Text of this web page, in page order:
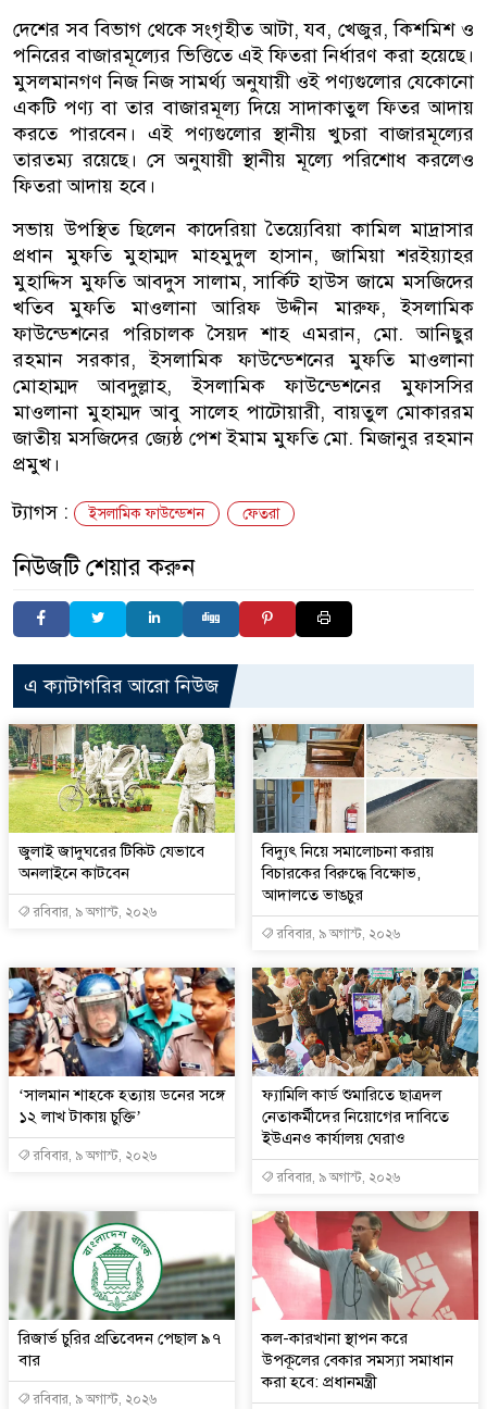
দেশের সব বিভাগ থেকে সংগৃহীত আটা, যব, খেজুর, কিশমিশ ও
পনিরের বাজারমূল্যের ভিত্তিতে এই ফিতরা নির্ধারণ করা হয়েছে।
মুসলমানগণ নিজ নিজ সামর্থ্য অনুযায়ী ওই পণ্যগুলোর যেকোনো
একটি পণ্য বা তার বাজারমূল্য দিয়ে সাদাকাতুল ফিতর আদায়
করতে পারবেন। এই পণ্যগুলোর স্থানীয় খুচরা বাজারমূল্যের
তারতম্য রয়েছে। সে অনুযায়ী স্থানীয় মূল্যে পরিশোধ করলেও
ফিতরা আদায় হবে।
সভায় উপস্থিত ছিলেন কাদেরিয়া তৈয়্যেবিয়া কামিল মাদ্রাসার
প্রধান মুফতি মুহাম্মদ মাহমুদুল হাসান, জামিয়া শরইয়্যাহর
মুহাদ্দিস মুফতি আবদুস সালাম, সার্কিট হাউস জামে মসজিদের
খতিব মুফতি মাওলানা আরিফ উদ্দীন মারুফ, ইসলামিক
ফাউন্ডেশনের পরিচালক সৈয়দ শাহ এমরান, মো. আনিছুর
রহমান সরকার, ইসলামিক ফাউন্ডেশনের মুফতি মাওলানা
মোহাম্মদ আবদুল্লাহ, ইসলামিক ফাউন্ডেশনের মুফাসসির
মাওলানা মুহাম্মদ আবু সালেহ পাটোয়ারী, বায়তুল মোকাররম
জাতীয় মসজিদের জ্যেষ্ঠ পেশ ইমাম মুফতি মো. মিজানুর রহমান
প্রমুখ।
ট্যাগস :
ইসলামিক ফাউন্ডেশন ফেতরা
নিউজটি শেয়ার করুন
এ ক্যাটাগরির আরো নিউজ
জুলাই জাদুঘরের টিকিট যেভাবে
অনলাইনে কাটবেন
রবিবার, ৯ অগাস্ট, ২০২৬
বিদ্যুৎ নিয়ে সমালোচনা করায়
বিচারকের বিরুদ্ধে বিক্ষোভ,
আদালতে ভাঙচুর
রবিবার, ৯ অগাস্ট, ২০২৬
‘সালমান শাহকে হত্যায় ডনের সঙ্গে
১২ লাখ টাকায় চুক্তি’
রবিবার, ৯ অগাস্ট, ২০২৬
ফ্যামিলি কার্ড শুমারিতে ছাত্রদল
নেতাকর্মীদের নিয়োগের দাবিতে
ইউএনও কার্যালয় ঘেরাও
রবিবার, ৯ অগাস্ট, ২০২৬
রিজার্ভ চুরির প্রতিবেদন পেছাল ৯৭
বার
রবিবার, ৯ অগাস্ট, ২০২৬
কল-কারখানা স্থাপন করে
উপকূলের বেকার সমস্যা সমাধান
করা হবে: প্রধানমন্ত্রী